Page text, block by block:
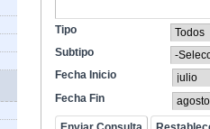
Tipo
Subtipo
Fecha Inicio
Fecha Fin